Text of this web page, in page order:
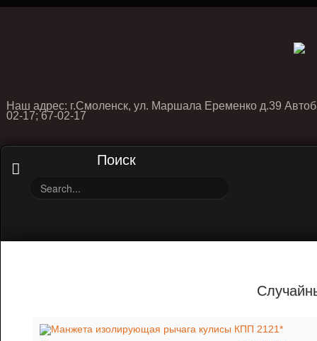
Наш адрес: г.Смоленск, ул. Маршала Еременко д.39
02-17; 67-02-17
Поиск